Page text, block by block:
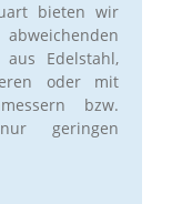
bieten wir
Edelstahl,
oder mit
bzw.
geringen